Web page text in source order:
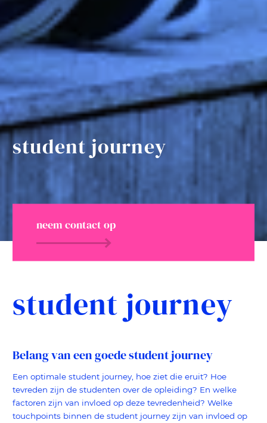
student journey
neem contact op
student journey
Belang van een goede student journey
Een optimale student journey, hoe ziet die eruit? Hoe
tevreden zijn de studenten over de opleiding? En welke
factoren zijn van invloed op deze tevredenheid? Welke
touchpoints binnen de student journey zijn van invloed op